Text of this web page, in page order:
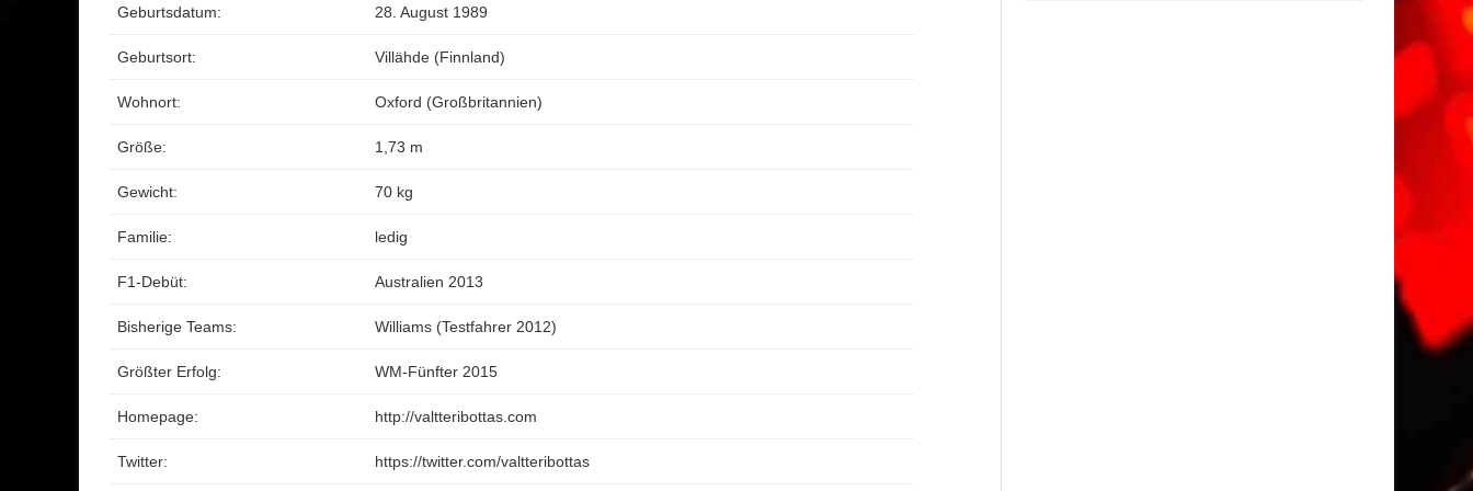
Geburtsdatum: 28. August 1989
Geburtsort: Villähde (Finnland)
Wohnort: Oxford (Großbritannien)
Größe: 1,73 m
Gewicht: 70 kg
Familie: ledig
F1-Debüt: Australien 2013
Bisherige Teams: Williams (Testfahrer 2012)
Größter Erfolg: WM-Fünfter 2015
Homepage: http://valtteribottas.com
Twitter: https://twitter.com/valtteribottas